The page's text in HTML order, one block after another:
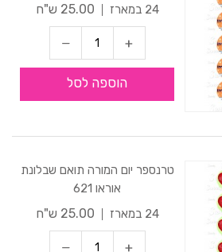
24 במארז
25.00 ש"ח
הוספה לסל
טרנספר יום המורה תואם שבלונת
אוראו 621
24 במארז
25.00 ש"ח